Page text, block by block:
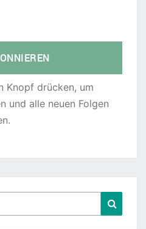
Knopf drücken, um
und alle neuen Folgen